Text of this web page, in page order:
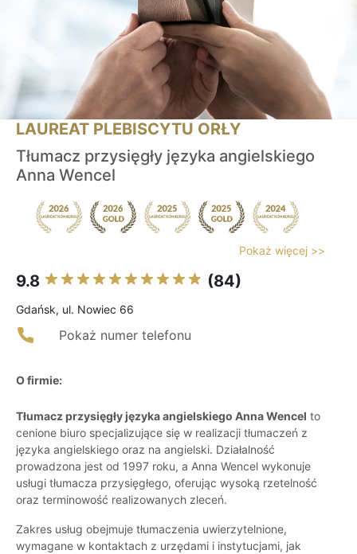
LAUREAT PLEBISCYTU ORŁY
Tłumacz przysięgły języka angielskiego
Anna Wencel
Pokaż więcej >>
9.8 (84)
Gdańsk, ul. Nowiec 66
Pokaż numer telefonu
O firmie:
Tłumacz przysięgły języka angielskiego Anna Wencel to
cenione biuro specjalizujące się w realizacji tłumaczeń z
języka angielskiego oraz na angielski. Działalność
prowadzona jest od 1997 roku, a Anna Wencel wykonuje
usługi tłumacza przysięgłego, oferując wysoką rzetelność
oraz terminowość realizowanych zleceń.
Zakres usług obejmuje tłumaczenia uwierzytelnione,
wymagane w kontaktach z urzędami i instytucjami, jak